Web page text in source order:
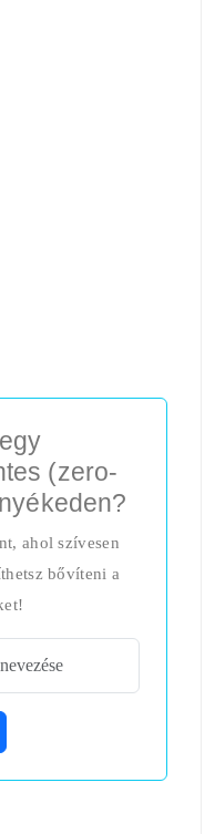
(zero-
ahol szívesen
bővíteni a